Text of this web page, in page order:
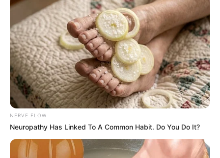
Mais Saúde com Agente: Lista do RESULTADO FINAL das
inscrições.
Publicado noJASB em24.setembro.2024.
Grupo Mais Saúde com Agente| A UFRGS publicou a lista com o
resultado final das inscrições dos Cursos Técnicos do programa
Mais Saúde com Agente.
NERVE FLOW
Neuropathy Has Linked To A Common Habit. Do You Do It?